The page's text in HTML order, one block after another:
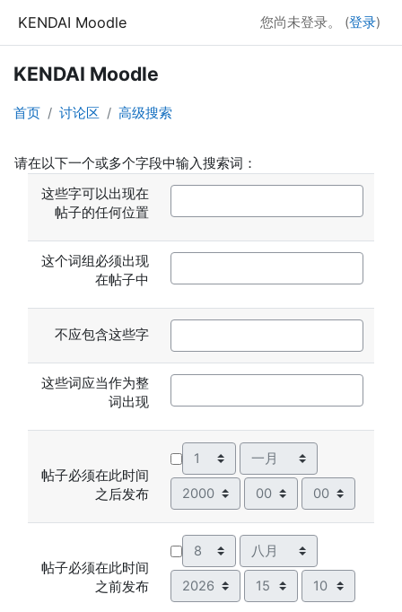
KENDAI Moodle 您尚未登录。 (登录)
KENDAI Moodle
首页 讨论区 高级搜索
请在以下一个或多个字段中输入搜索词：
这些字可以出现在
帖子的任何位置
这个词组必须出现
在帖子中
不应包含这些字
这些词应当作为整
词出现
帖子必须在此时间
之后发布
天 月
小时 分钟
帖子必须在此时间
之前发布
天 月
小时 分钟